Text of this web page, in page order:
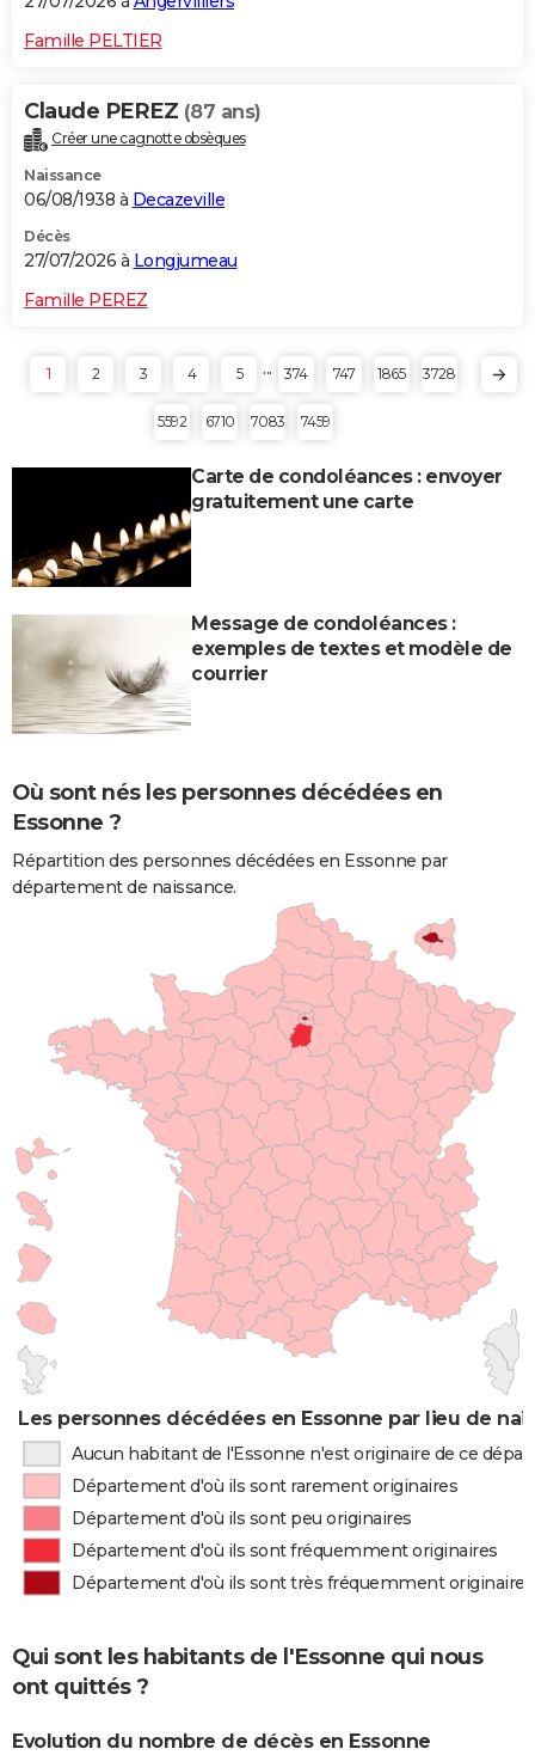
Famille PELTIER
Claude PEREZ (87 ans)
Créer une cagnotte obsèques
Naissance
06/08/1938 à Decazeville
Décès
27/07/2026 à Longjumeau
Famille PEREZ
1 2 3 4 5 ... 374 747 1865 3728
5592 6710 7083 7459
Carte de condoléances : envoyer
gratuitement une carte
Message de condoléances :
exemples de textes et modèle de
courrier
Où sont nés les personnes décédées en
Essonne ?
Répartition des personnes décédées en Essonne par
département de naissance.
Les personnes décédées en Essonne par lieu de
Aucun habitant de l'Essonne n'est originaire de ce
Département d'où ils sont rarement originaires
Département d'où ils sont peu originaires
Département d'où ils sont fréquemment originaires
Département d'où ils sont très fréquemment originaires
Qui sont les habitants de l'Essonne qui nous
ont quittés ?
Evolution du nombre de décès en Essonne